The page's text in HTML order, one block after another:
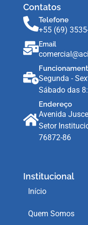
Contatos
Telefone
+55 (69)
Email
Segunda -
Sábado das
Endereço
Avenida
Setor
76872-86
Institucional
Início
Quem Somos